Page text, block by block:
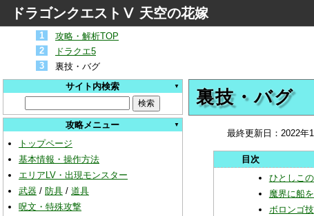
ドラゴンクエストⅤ 天空の花嫁
攻略・解析TOP
ドラクエ5
裏技・バグ
サイト内検索
攻略メニュー
トップページ
基本情報・操作方法
エリアLV・出現モンスター
武器 / 防具 / 道具
呪文・特殊攻撃
裏技・バグ
最終更新日： 2022年
ひとしこ
魔界に船
ボロンゴ技